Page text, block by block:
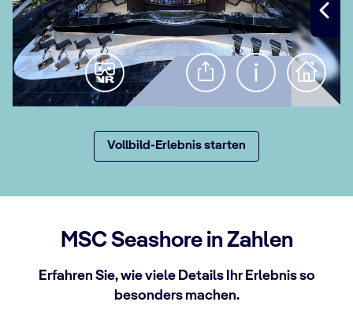
Vollbild-Erlebnis starten
MSC Seashore in Zahlen
Erfahren Sie, wie viele Details Ihr Erlebnis so
besonders machen.